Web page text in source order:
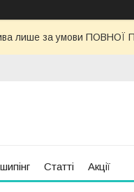
лише за умови ПОВНОЇ
Статті Акції